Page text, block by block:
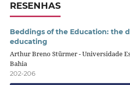
RESENHAS
Beddings of the Education: the
educating
Arthur Breno Stürmer - Universidade
Bahia
202-206